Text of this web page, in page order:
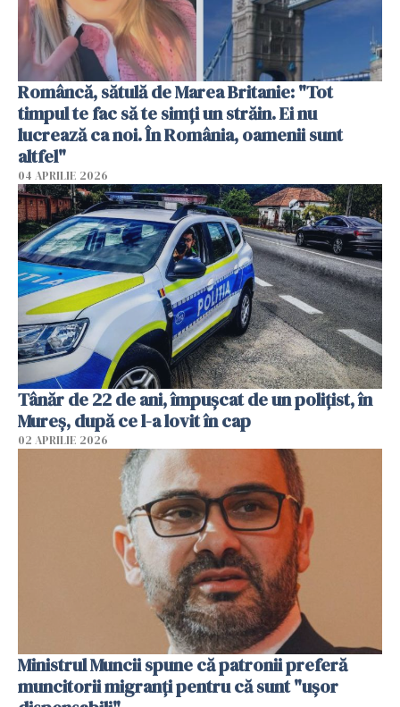
Româncă, sătulă de Marea Britanie: "Tot
timpul te fac să te simți un străin. Ei nu
lucrează ca noi. În România, oamenii sunt
altfel"
04 APRILIE 2026
Tânăr de 22 de ani, împușcat de un polițist, în
Mureș, după ce l-a lovit în cap
02 APRILIE 2026
Ministrul Muncii spune că patronii preferă
muncitorii migranți pentru că sunt "uşor